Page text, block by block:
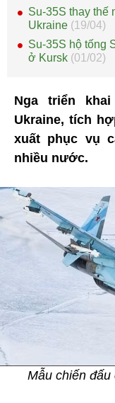
Su-35S thay thế
Ukraine (19/04)
Su-35S hộ tống
ở Kursk (01/02)
Nga triển
Ukraine, tích
xuất phục vụ
nhiều nước.
Mẫu chiến đấu